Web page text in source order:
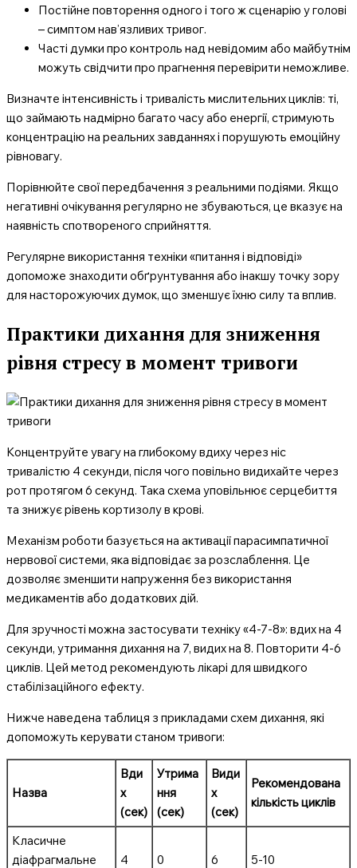
Постійне повторення одного і того ж сценарію у голові
– симптом нав’язливих тривог.
Часті думки про контроль над невідомим або майбутнім
можуть свідчити про прагнення перевірити неможливе.
Визначте інтенсивність і тривалість мислительних циклів: ті,
що займають надмірно багато часу або енергії, стримують
концентрацію на реальних завданнях і порушують емоційну
рівновагу.
Порівнюйте свої передбачення з реальними подіями. Якщо
негативні очікування регулярно не збуваються, це вказує на
наявність спотвореного сприйняття.
Регулярне використання техніки «питання і відповіді»
допоможе знаходити обґрунтування або інакшу точку зору
для насторожуючих думок, що зменшує їхню силу та вплив.
Практики дихання для зниження
рівня стресу в момент тривоги
Концентруйте увагу на глибокому вдиху через ніс
тривалістю 4 секунди, після чого повільно видихайте через
рот протягом 6 секунд. Така схема уповільнює серцебиття
та знижує рівень кортизолу в крові.
Механізм роботи базується на активації парасимпатичної
нервової системи, яка відповідає за розслаблення. Це
дозволяє зменшити напруження без використання
медикаментів або додаткових дій.
Для зручності можна застосувати техніку «4-7-8»: вдих на 4
секунди, утримання дихання на 7, видих на 8. Повторити 4-6
циклів. Цей метод рекомендують лікарі для швидкого
стабілізаційного ефекту.
Нижче наведена таблиця з прикладами схем дихання, які
допоможуть керувати станом тривоги:
Назва
Вди
х
(сек)
Утрима
ння
(сек)
Види
х
(сек)
Рекомендована
кількість циклів
Класичне
діафрагмальне
4 0 6 5-10